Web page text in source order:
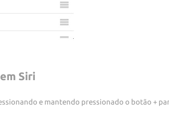
Siri
e mantendo pressionado o botão +